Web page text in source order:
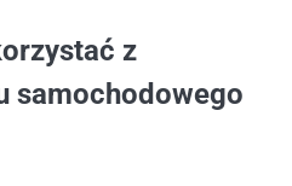
z
samochodowego